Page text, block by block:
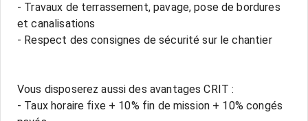
- Travaux de terrassement, pavage, pose de bordures
et canalisations
- Respect des consignes de sécurité sur le chantier
Vous disposerez aussi des avantages CRIT :
- Taux horaire fixe + 10% fin de mission + 10% congés